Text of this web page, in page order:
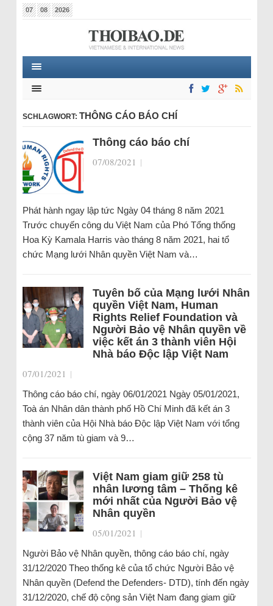
07 08 2026
SCHLAGWORT: THÔNG CÁO BÁO CHÍ
Thông cáo báo chí
07/08/2021 |
Phát hành ngay lập tức Ngày 04 tháng 8 năm 2021
Trước chuyến công du Việt Nam của Phó Tổng thống
Hoa Kỳ Kamala Harris vào tháng 8 năm 2021, hai tổ
chức Mạng lưới Nhân quyền Việt Nam và…
Tuyên bố của Mạng lưới Nhân
quyền Việt Nam, Human
Rights Relief Foundation và
Người Bảo vệ Nhân quyền về
việc kết án 3 thành viên Hội
Nhà báo Độc lập Việt Nam
07/01/2021 |
Thông cáo báo chí, ngày 06/01/2021 Ngày 05/01/2021,
Toà án Nhân dân thành phố Hồ Chí Minh đã kết án 3
thành viên của Hội Nhà báo Độc lập Việt Nam với tổng
cộng 37 năm tù giam và 9…
Việt Nam giam giữ 258 tù
nhân lương tâm – Thống kê
mới nhất của Người Bảo vệ
Nhân quyền
05/01/2021 |
Người Bảo vệ Nhân quyền, thông cáo báo chí, ngày
31/12/2020 Theo thống kê của tổ chức Người Bảo vệ
Nhân quyền (Defend the Defenders- DTD), tính đến ngày
31/12/2020, chế độ cộng sản Việt Nam đang giam giữ